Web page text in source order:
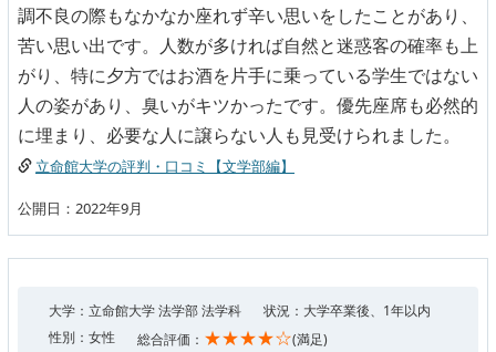
調不良の際もなかなか座れず辛い思いをしたことがあり、
苦い思い出です。人数が多ければ自然と迷惑客の確率も上
がり、特に夕方ではお酒を片手に乗っている学生ではない
人の姿があり、臭いがキツかったです。優先座席も必然的
に埋まり、必要な人に譲らない人も見受けられました。
立命館大学の評判・口コミ【文学部編】
公開日：2022年9月
大学：立命館大学 法学部 法学科
状況：大学卒業後、1年以内
性別：女性
総合評価： ★★★★☆(満足)